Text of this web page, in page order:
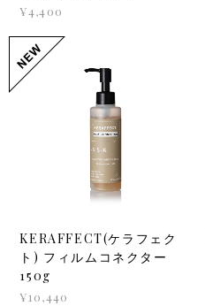
¥4,400
KERAFFECT(ケラフェク
ト) フィルムコネクター
150g
¥10,440